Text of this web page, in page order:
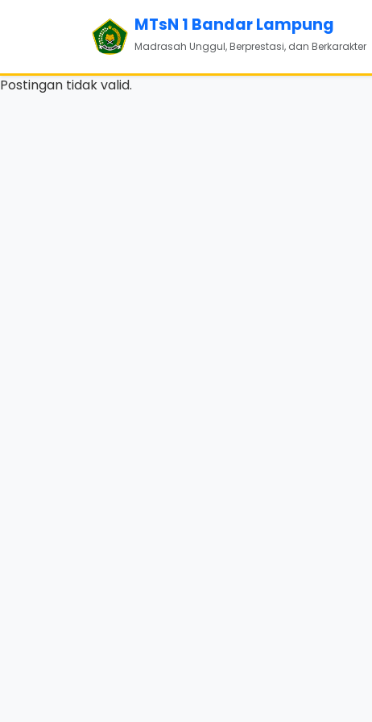
MTsN 1 Bandar Lampung
Madrasah Unggul, Berprestasi, dan Berkarakter
Postingan tidak valid.